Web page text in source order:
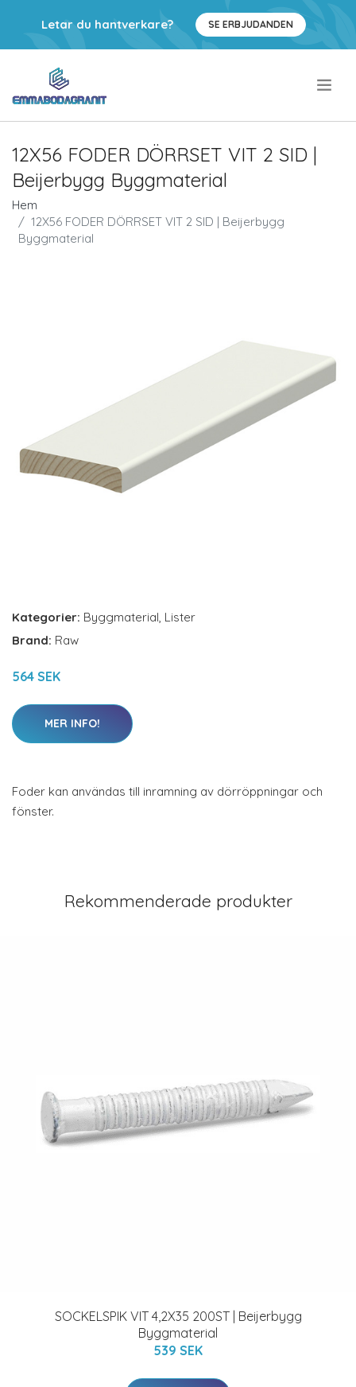
Letar du hantverkare? SE ERBJUDANDEN
12X56 FODER DÖRRSET VIT 2 SID |
Beijerbygg Byggmaterial
Hem
12X56 FODER DÖRRSET VIT 2 SID | Beijerbygg
Byggmaterial
Kategorier: Byggmaterial, Lister
Brand: Raw
564 SEK
MER INFO!
Foder kan användas till inramning av dörröppningar och
fönster.
Rekommenderade produkter
SOCKELSPIK VIT 4,2X35 200ST | Beijerbygg
Byggmaterial
539 SEK